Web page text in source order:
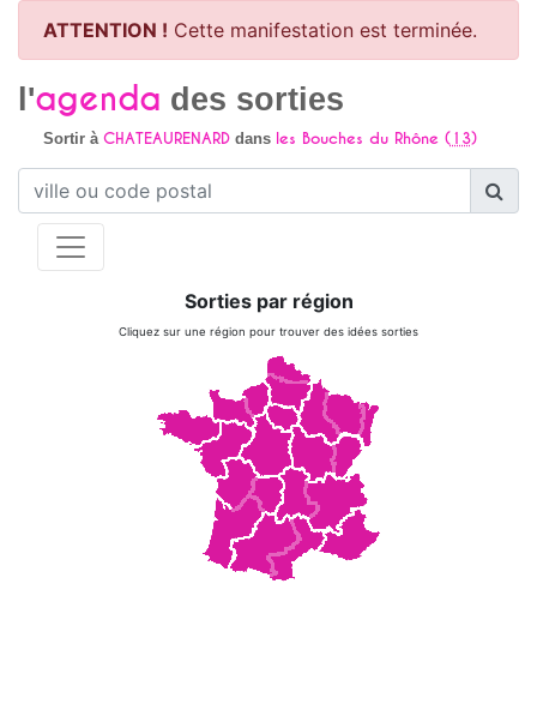
ATTENTION ! Cette manifestation est terminée.
l'agenda des sorties
Sortir à CHATEAURENARDdans les Bouches du Rhône (13)
Sorties par région
Cliquez sur une région pour trouver des idées sorties